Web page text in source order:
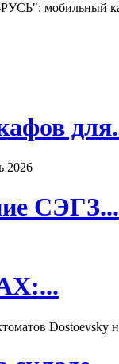
мобильный
2026
СЭГЗ...
Dostoevsky